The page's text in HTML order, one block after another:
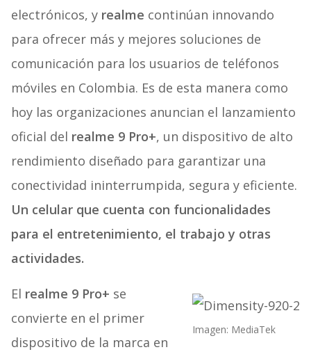
electrónicos, y realme continúan innovando
para ofrecer más y mejores soluciones de
comunicación para los usuarios de teléfonos
móviles en Colombia. Es de esta manera como
hoy las organizaciones anuncian el lanzamiento
oficial del realme 9 Pro+, un dispositivo de alto
rendimiento diseñado para garantizar una
conectividad ininterrumpida, segura y eficiente.
Un celular que cuenta con funcionalidades
para el entretenimiento, el trabajo y otras
actividades.
Imagen: MediaTek
El realme 9 Pro+ se
convierte en el primer
dispositivo de la marca en